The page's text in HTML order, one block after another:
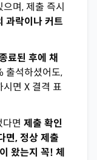
며, 제출 즉시
과락이나 커트
료된 후에 채
출석하셨어도,
면 X 결격 표
면 제출 확인
면, 정상 제출
왔는지 꼭! 체